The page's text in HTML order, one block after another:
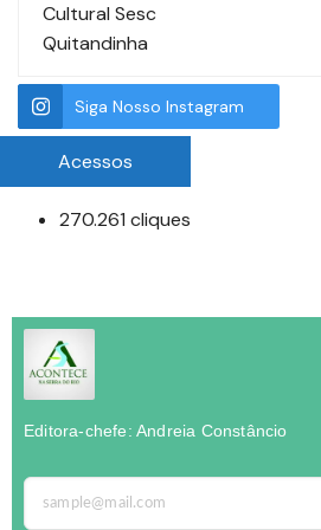
Cultural Sesc
Quitandinha
Siga Nosso Instagram
Acessos
270.261 cliques
Editora-chefe: Andreia Constâncio